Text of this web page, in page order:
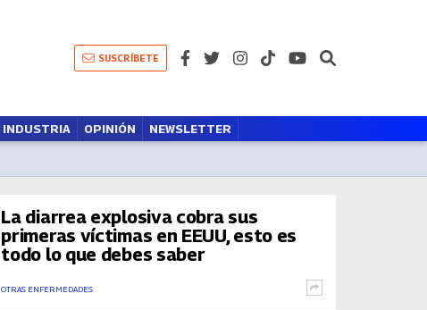
SUSCRÍBETE
INDUSTRIA OPINIÓN NEWSLETTER
La diarrea explosiva cobra sus
primeras víctimas en EEUU, esto es
todo lo que debes saber
OTRAS ENFERMEDADES